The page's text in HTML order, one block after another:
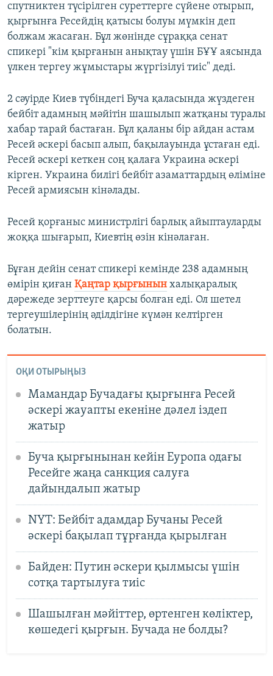
спутниктен түсірілген суреттерге сүйене отырып,
қырғынға Ресейдің қатысы болуы мүмкін деп
болжам жасаған. Бұл жөнінде сұраққа сенат
спикері "кім қырғанын анықтау үшін БҰҰ аясында
үлкен тергеу жұмыстары жүргізілуі тиіс" деді.
2 сәуірде Киев түбіндегі Буча қаласында жүздеген
бейбіт адамның мәйітін шашылып жатқаны туралы
хабар тарай бастаған. Бұл қаланы бір айдан астам
Ресей әскері басып алып, бақылауында ұстаған еді.
Ресей әскері кеткен соң қалаға Украина әскері
кірген. Украина билігі бейбіт азаматтардың өліміне
Ресей армиясын кінәлады.
Ресей қорғаныс министрлігі барлық айыптауларды
жоққа шығарып, Киевтің өзін кінәлаған.
Бұған дейін сенат спикері кемінде 238 адамның
өмірін қиған Қаңтар қырғынын халықаралық
дәрежеде зерттеуге қарсы болған еді. Ол шетел
тергеушілерінің әділдігіне күмән келтірген
болатын.
ОҚИ ОТЫРЫҢЫЗ
Мамандар Бучадағы қырғынға Ресей
әскері жауапты екеніне дәлел іздеп
жатыр
Буча қырғынынан кейін Еуропа одағы
Ресейге жаңа санкция салуға
дайындалып жатыр
NYT: Бейбіт адамдар Бучаны Ресей
әскері бақылап тұрғанда қырылған
Байден: Путин әскери қылмысы үшін
сотқа тартылуға тиіс
Шашылған мәйіттер, өртенген көліктер,
көшедегі қырғын. Бучада не болды?